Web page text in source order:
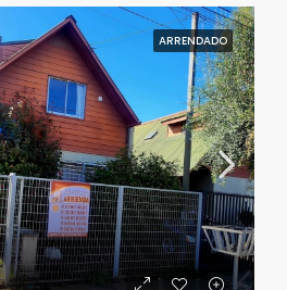
ARRENDADO